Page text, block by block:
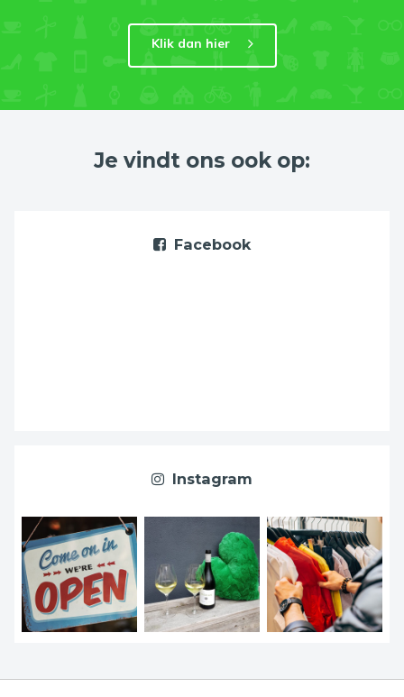
Klik dan hier
Je vindt ons ook op:
Facebook
Instagram